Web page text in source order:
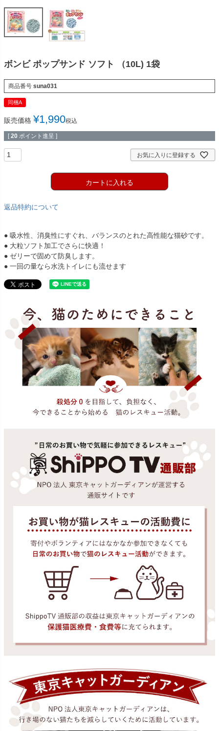
ボンビ ポップサンド ソフト （10L) 1袋
商品番号 suna031
同梱A
販売価格 ¥1,990税込
[ 20 ポイント進呈 ]
お気に入りに登録する
カートに入れる
返品特約について
● 吸水性、消臭性にすぐれ、バランスのとれた高性能な猫砂です。
● 大粒ソフト加工でさらに快適！
● ゼリーで固めて防臭します。
● 一回の量なら水洗トイレにも流せます